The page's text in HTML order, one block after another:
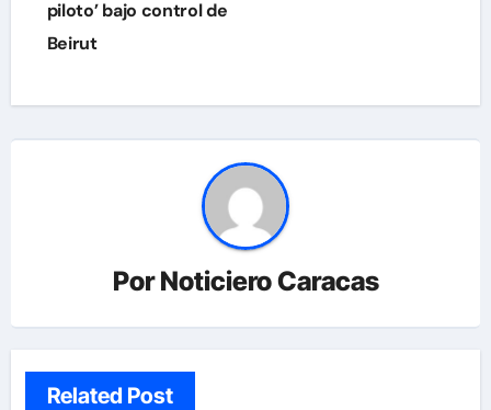
piloto’ bajo control de
Beirut
PorNoticiero Caracas
Related Post